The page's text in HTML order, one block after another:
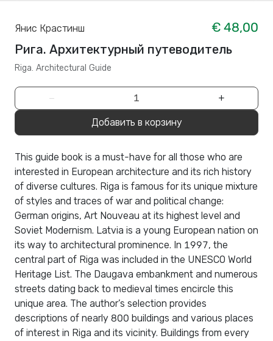
Янис Крастинш
€ 48,00
Рига. Архитектурный путеводитель
Riga. Architectural Guide
− +
Добавить в корзину
This guide book is a must-have for all those who are
interested in European architecture and its rich history
of diverse cultures. Riga is famous for its unique mixture
of styles and traces of war and political change:
German origins, Art Nouveau at its highest level and
Soviet Modernism. Latvia is a young European nation on
its way to architectural prominence. In 1997, the
central part of Riga was included in the UNESCO World
Heritage List. The Daugava embankment and numerous
streets dating back to medieval times encircle this
unique area. The author’s selection provides
descriptions of nearly 800 buildings and various places
of interest in Riga and its vicinity. Buildings from every